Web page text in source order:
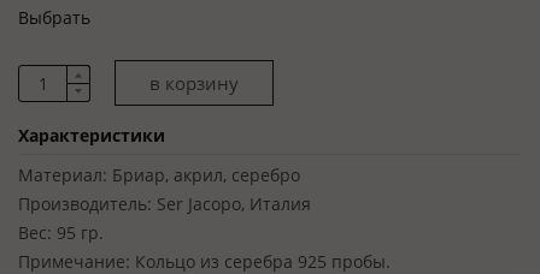
Выбрать
Характеристики
Материал: Бриар, акрил, серебро
Производитель: Ser Jacopo, Италия
Вес: 95 гр.
Примечание: Кольцо из серебра 925 пробы.